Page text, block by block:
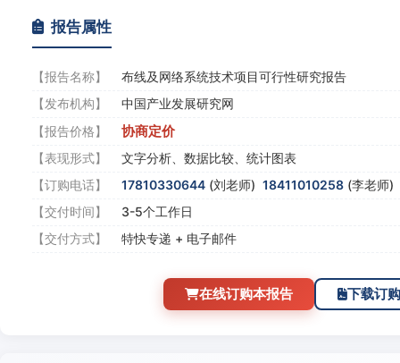
报告属性
【报告名称】
布线及网络系统技术项目可行性研究报告
【发布机构】
中国产业发展研究网
【报告价格】
协商定价
【表现形式】
文字分析、数据比较、统计图表
【订购电话】
17810330644 (刘老师) 18411010258 (李老师)
【交付时间】
3-5个工作日
【交付方式】
特快专递 + 电子邮件
在线订购本报告 下载订